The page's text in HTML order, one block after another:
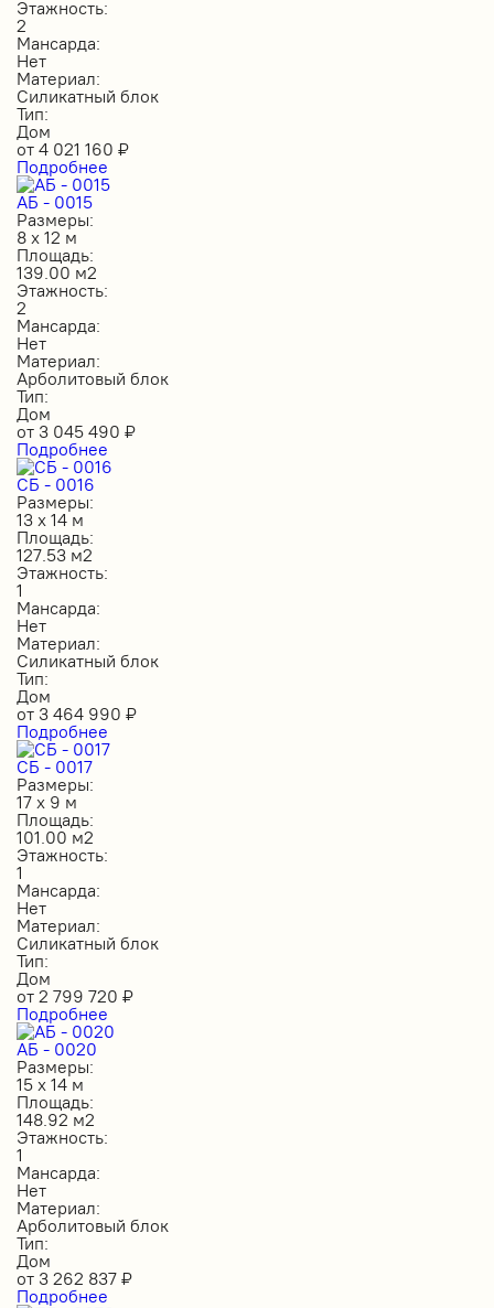
Этажность:
2
Мансарда:
Нет
Материал:
Силикатный блок
Тип:
Дом
от 4 021 160 ₽
Подробнее
АБ - 0015
Размеры:
8 х 12 м
Площадь:
139.00 м2
Этажность:
2
Мансарда:
Нет
Материал:
Арболитовый блок
Тип:
Дом
от 3 045 490 ₽
Подробнее
СБ - 0016
Размеры:
13 х 14 м
Площадь:
127.53 м2
Этажность:
1
Мансарда:
Нет
Материал:
Силикатный блок
Тип:
Дом
от 3 464 990 ₽
Подробнее
СБ - 0017
Размеры:
17 х 9 м
Площадь:
101.00 м2
Этажность:
1
Мансарда:
Нет
Материал:
Силикатный блок
Тип:
Дом
от 2 799 720 ₽
Подробнее
АБ - 0020
Размеры:
15 х 14 м
Площадь:
148.92 м2
Этажность:
1
Мансарда:
Нет
Материал:
Арболитовый блок
Тип:
Дом
от 3 262 837 ₽
Подробнее